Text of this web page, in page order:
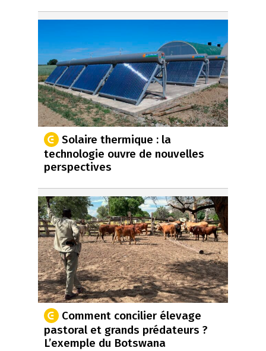
Solaire thermique : la
technologie ouvre de nouvelles
perspectives
Comment concilier élevage
pastoral et grands prédateurs ?
L’exemple du Botswana